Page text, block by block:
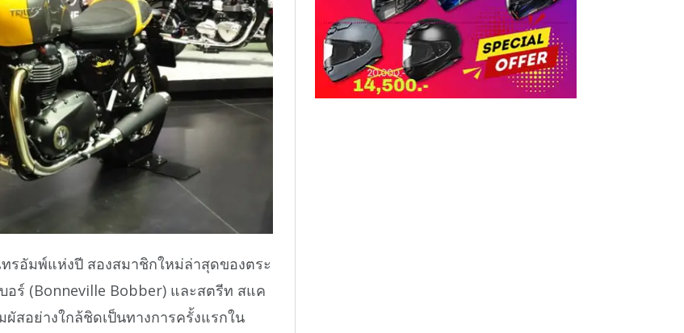
รอัมพ์แห่งปี สองสมาชิกใหม่ล่าสุดของตระ
อร์ (Bonneville Bobber) และสตรีท สแค
สอย่างใกล้ชิดเป็นทางการครั้งแรกใน